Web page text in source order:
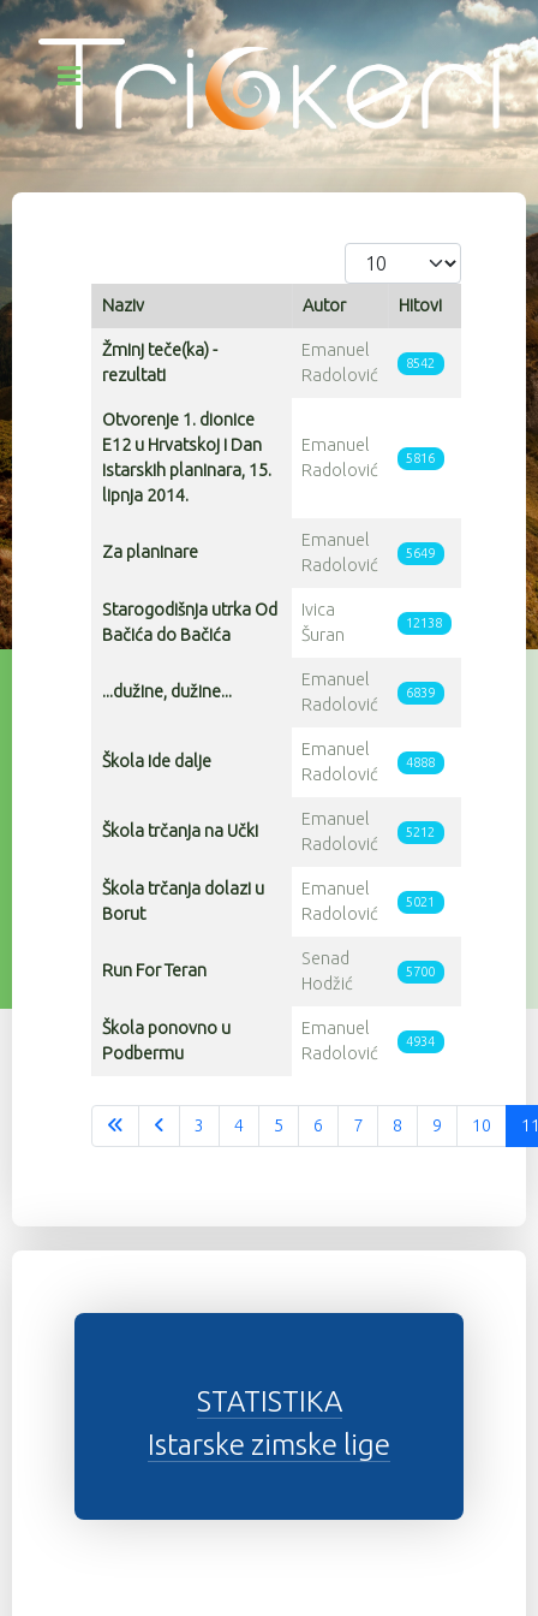
Prikaz #
Articles
Naziv Autor Hitovi
Žminj teče(ka) -
rezultati
Emanuel
Radolović
8542
Otvorenje 1. dionice
E12 u Hrvatskoj i Dan
istarskih planinara, 15.
lipnja 2014.
Emanuel
Radolović
5816
Za planinare
Emanuel
Radolović
5649
Starogodišnja utrka Od
Bačića do Bačića
Ivica
Šuran
12138
...dužine, dužine...
Emanuel
Radolović
6839
Škola ide dalje
Emanuel
Radolović
4888
Škola trčanja na Učki
Emanuel
Radolović
5212
Škola trčanja dolazi u
Borut
Emanuel
Radolović
5021
Run For Teran
Senad
Hodžić
5700
Škola ponovno u
Podbermu
Emanuel
Radolović
4934
Stranica 11 od 12
3 4 5 6 7 8 9 10
STATISTIKA
Istarske zimske lige